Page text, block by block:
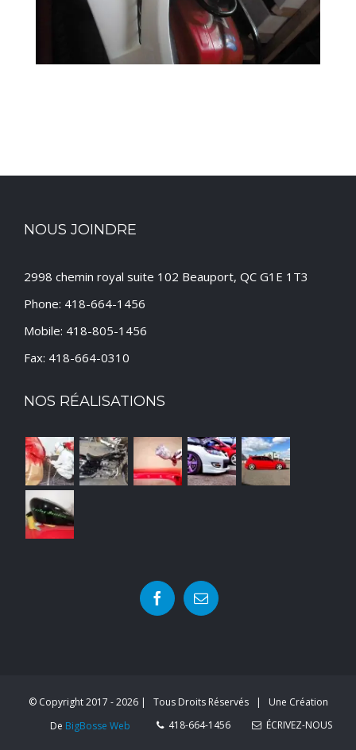
NOUS JOINDRE
2998 chemin royal suite 102 Beauport, QC G1E 1T3
Phone: 418-664-1456
Mobile: 418-805-1456
Fax: 418-664-0310
NOS RÉALISATIONS
© Copyright 2017 -2026 | Tous Droits Réservés | Une Création
De BigBosse Web 418-664-1456 ÉCRIVEZ-NOUS